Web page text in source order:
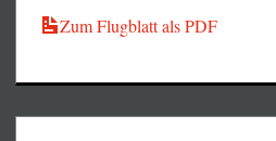
Zum Flugblatt als PDF